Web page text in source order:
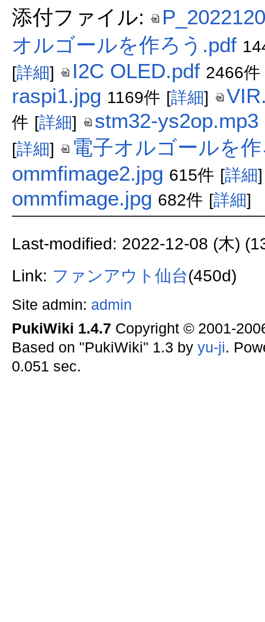
添付ファイル:
オルゴールを作ろう.pdf
[詳細] I2C OLED.pdf 2466件
raspi1.jpg 1169件 [詳細]
件 [詳細] stm32-ys2op.mp3
[詳細]
電子オルゴールを
ommfimage2.jpg 615件 [詳細]
ommfimage.jpg 682件 [詳細]
Last-modified: 2022-12-08 (木)
Link: ファンアウト仙台(450d)
Site admin: admin
PukiWiki 1.4.7 Copyright © 2001-
Based on "PukiWiki" 1.3 by yu-ji.
0.051 sec.